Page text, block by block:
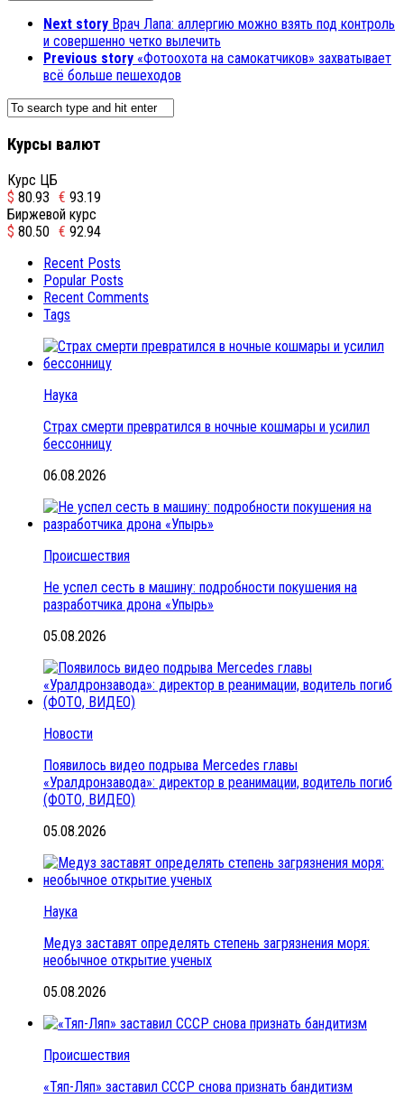
Next story Врач Лапа: аллергию можно взять под контроль
и совершенно четко вылечить
Previous story «Фотоохота на самокатчиков» захватывает
всё больше пешеходов
Курсы валют
Курс ЦБ
$ 80.93 € 93.19
Биржевой курс
$ 80.50 € 92.94
Recent Posts
Popular Posts
Recent Comments
Tags
Наука
Страх смерти превратился в ночные кошмары и усилил
бессонницу
06.08.2026
Происшествия
Не успел сесть в машину: подробности покушения на
разработчика дрона «Упырь»
05.08.2026
Новости
Появилось видео подрыва Mercedes главы
«Уралдронзавода»: директор в реанимации, водитель погиб
(ФОТО, ВИДЕО)
05.08.2026
Наука
Медуз заставят определять степень загрязнения моря:
необычное открытие ученых
05.08.2026
Происшествия
«Тяп-Ляп» заставил СССР снова признать бандитизм